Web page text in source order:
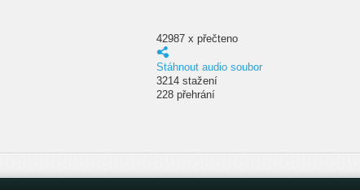
42987 x přečteno
Stáhnout audio soubor
3214 stažení
228 přehrání